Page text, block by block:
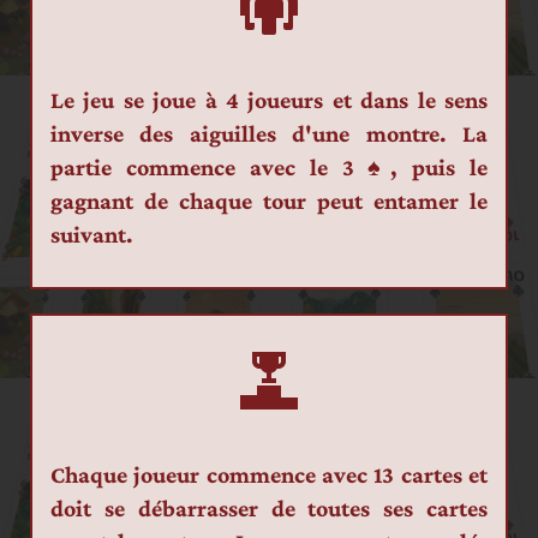
Le jeu se joue à 4 joueurs et dans le sens
inverse des aiguilles d'une montre. La
partie commence avec le 3 ♠, puis le
gagnant de chaque tour peut entamer le
suivant.
Chaque joueur commence avec 13 cartes et
doit se débarrasser de toutes ses cartes